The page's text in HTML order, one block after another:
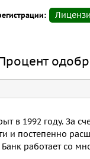
в 1992 году. За
и постепенно
работает со